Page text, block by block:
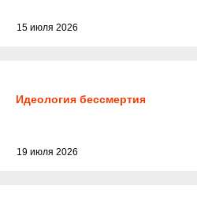
15 июля 2026
Идеология бессмертия
19 июля 2026